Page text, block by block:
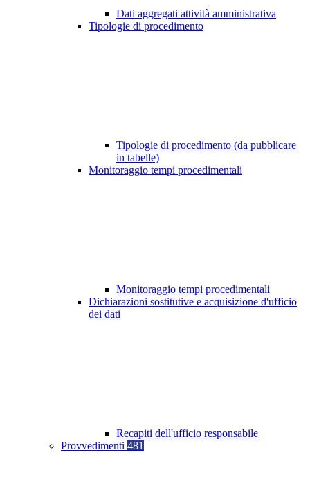
Dati aggregati attività amministrativa
Tipologie di procedimento
Tipologie di procedimento (da pubblicare
in tabelle)
Monitoraggio tempi procedimentali
Monitoraggio tempi procedimentali
Dichiarazioni sostitutive e acquisizione d'ufficio
dei dati
Recapiti dell'ufficio responsabile
Provvedimenti 481